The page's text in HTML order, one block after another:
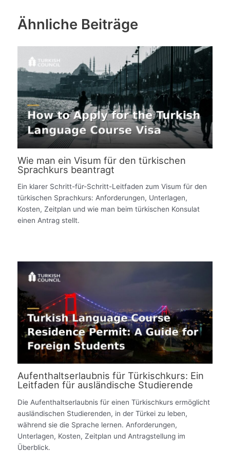
Ähnliche Beiträge
Wie man ein Visum für den türkischen
Sprachkurs beantragt
Ein klarer Schritt-für-Schritt-Leitfaden zum Visum für den
türkischen Sprachkurs: Anforderungen, Unterlagen,
Kosten, Zeitplan und wie man beim türkischen Konsulat
einen Antrag stellt.
Aufenthaltserlaubnis für Türkischkurs: Ein
Leitfaden für ausländische Studierende
Die Aufenthaltserlaubnis für einen Türkischkurs ermöglicht
ausländischen Studierenden, in der Türkei zu leben,
während sie die Sprache lernen. Anforderungen,
Unterlagen, Kosten, Zeitplan und Antragstellung im
Überblick.